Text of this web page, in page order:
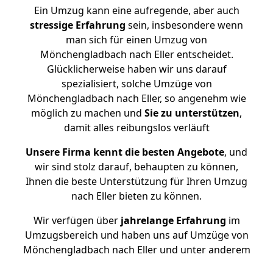
Ein Umzug kann eine aufregende, aber auch
stressige Erfahrung sein, insbesondere wenn
man sich für einen Umzug von
Mönchengladbach nach Eller entscheidet.
Glücklicherweise haben wir uns darauf
spezialisiert, solche Umzüge von
Mönchengladbach nach Eller, so angenehm wie
möglich zu machen und Sie zu unterstützen,
damit alles reibungslos verläuft
Unsere Firma kennt die besten Angebote, und
wir sind stolz darauf, behaupten zu können,
Ihnen die beste Unterstützung für Ihren Umzug
nach Eller bieten zu können.
Wir verfügen überjahrelange Erfahrung im
Umzugsbereich und haben uns auf Umzüge von
Mönchengladbach nach Eller und unter anderem